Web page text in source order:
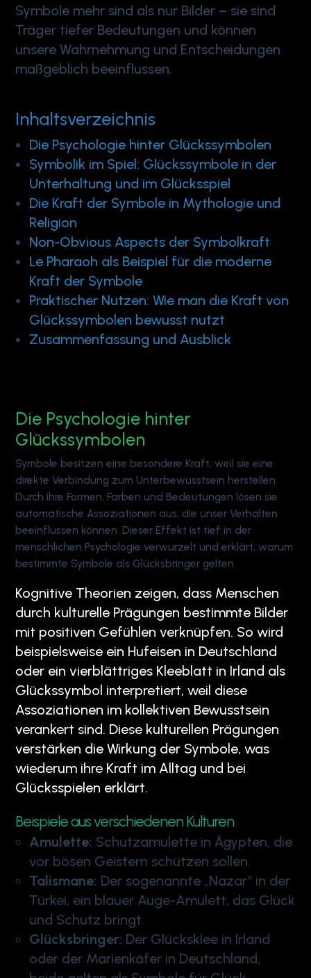
Symbole mehr sind als nur Bilder – sie sind
Träger tiefer Bedeutungen und können
unsere Wahrnehmung und Entscheidungen
maßgeblich beeinflussen.
Inhaltsverzeichnis
Die Psychologie hinter Glückssymbolen
Symbolik im Spiel: Glückssymbole in der
Unterhaltung und im Glücksspiel
Die Kraft der Symbole in Mythologie und
Religion
Non-Obvious Aspects der Symbolkraft
Le Pharaoh als Beispiel für die moderne
Kraft der Symbole
Praktischer Nutzen: Wie man die Kraft von
Glückssymbolen bewusst nutzt
Zusammenfassung und Ausblick
Die Psychologie hinter
Glückssymbolen
Symbole besitzen eine besondere Kraft, weil sie eine
direkte Verbindung zum Unterbewusstsein herstellen.
Durch ihre Formen, Farben und Bedeutungen lösen sie
automatische Assoziationen aus, die unser Verhalten
beeinflussen können. Dieser Effekt ist tief in der
menschlichen Psychologie verwurzelt und erklärt, warum
bestimmte Symbole als Glücksbringer gelten.
Kognitive Theorien zeigen, dass Menschen
durch kulturelle Prägungen bestimmte Bilder
mit positiven Gefühlen verknüpfen. So wird
beispielsweise ein Hufeisen in Deutschland
oder ein vierblättriges Kleeblatt in Irland als
Glückssymbol interpretiert, weil diese
Assoziationen im kollektiven Bewusstsein
verankert sind. Diese kulturellen Prägungen
verstärken die Wirkung der Symbole, was
wiederum ihre Kraft im Alltag und bei
Glücksspielen erklärt.
Beispiele aus verschiedenen Kulturen
Amulette: Schutzamulette in Ägypten, die
vor bösen Geistern schützen sollen.
Talismane: Der sogenannte „Nazar“ in der
Türkei, ein blauer Auge-Amulett, das Glück
und Schutz bringt.
Glücksbringer: Der Glücksklee in Irland
oder der Marienkäfer in Deutschland,